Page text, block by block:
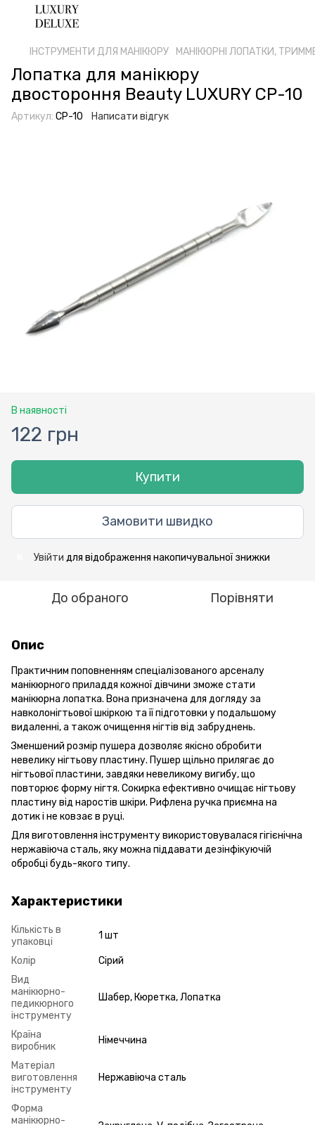
ІНСТРУМЕНТИ ДЛЯ МАНІКЮРУ МАНІКЮРНІ ЛОПАТКИ,
Лопатка для манікюру
двостороння Beauty LUXURY CP-10
Артикул: CP-10 Написати відгук
В наявності
122 грн
Купити
Замовити швидко
Увійти для відображення накопичувальної знижки
До обраного Порівняти
Опис
Практичним поповненням спеціалізованого арсеналу
манікюрного приладдя кожної дівчини зможе стати
манікюрна лопатка. Вона призначена для догляду за
навколонігтьової шкіркою та її підготовки у подальшому
видаленні, а також очищення нігтів від забруднень.
Зменшений розмір пушера дозволяє якісно обробити
невелику нігтьову пластину. Пушер щільно прилягає до
нігтьової пластини, завдяки невеликому вигибу, що
повторює форму нігтя. Сокирка ефективно очищає нігтьову
пластину від наростів шкіри. Рифлена ручка приємна на
дотик і не ковзає в руці.
Для виготовлення інструменту використовувалася гігієнічна
нержавіюча сталь, яку можна піддавати дезінфікуючій
обробці будь-якого типу.
Характеристики
Кількість в
упаковці
1 шт
Колір
Сірий
Вид
манікюрно-
педикюрного
інструменту
Шабер, Кюретка, Лопатка
Країна
виробник
Німеччина
Матеріал
виготовлення
інструменту
Нержавіюча сталь
Форма
манікюрно-